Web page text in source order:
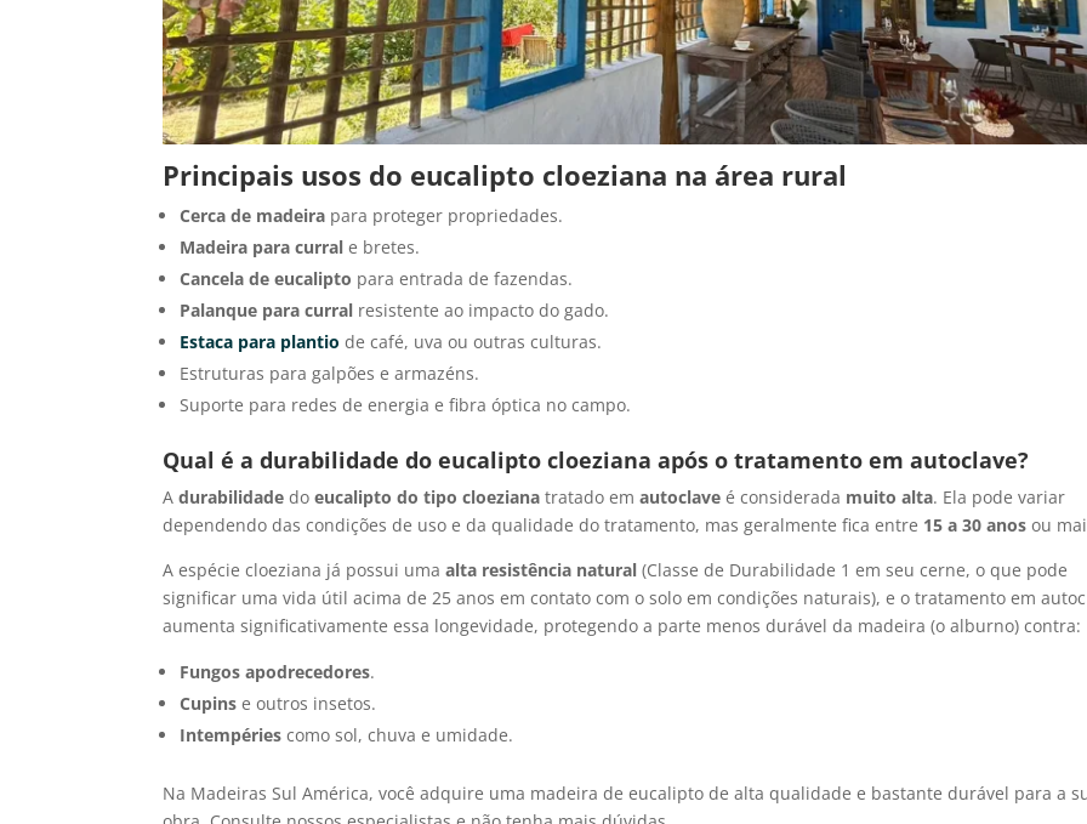
Principais usos do eucalipto cloeziana na área rural
Cerca de madeira para proteger propriedades.
Madeira para curral e bretes.
Cancela de eucalipto para entrada de fazendas.
Palanque para curral resistente ao impacto do gado.
Estaca para plantio de café, uva ou outras culturas.
Estruturas para galpões e armazéns.
Suporte para redes de energia e fibra óptica no campo.
Qual é a durabilidade do eucalipto cloeziana após o tratamento em autoclave?
Adurabilidade doeucalipto do tipo cloezianatratado emautoclave é considerada muito alta. Ela pode variar
dependendo das condições de uso e da qualidade do tratamento, mas geralmente fica entre 15 a 30 anos ou
A espécie cloeziana já possui umaalta resistência natural (Classe de Durabilidade 1 em seu cerne, o que pode
significar uma vida útil acima de 25 anos em contato com o solo em condições naturais), e o tratamento em
aumenta significativamente essa longevidade, protegendo a parte menos durável da madeira (o alburno) contra:
Fungos apodrecedores.
Cupins e outros insetos.
Intempéries como sol, chuva e umidade.
Na Madeiras Sul América, você adquire uma madeira de eucalipto de alta qualidade e bastante durável para a